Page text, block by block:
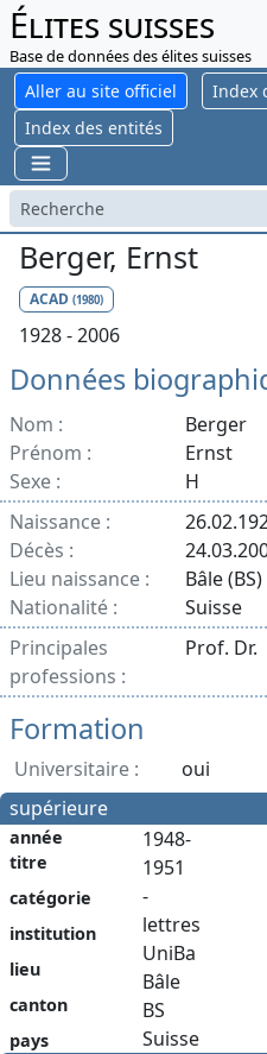
Élites suisses
Base de données des élites suisses
Aller au site officiel
Index
Index des entités
Berger, Ernst
ACAD (1980)
1928 - 2006
Données
Nom :
Berger
Prénom :
Ernst
Sexe :
H
Naissance :
Décès :
Lieu naissance :
Bâle (BS)
Nationalité :
Suisse
Principales
professions :
Prof. Dr.
Formation
Universitaire :
oui
supérieure
année
titre
catégorie
institution
lieu
canton
pays
1948-
1951
-
lettres
UniBa
Bâle
BS
Suisse